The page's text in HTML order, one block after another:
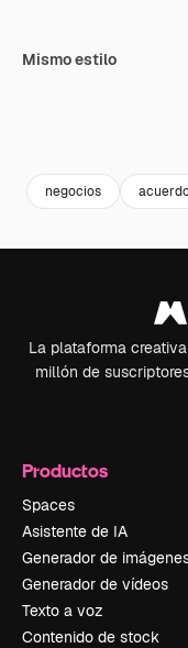
Mismo estilo
negocios
La plataforma
millón de
Productos
Spaces
Asistente de IA
Generador de
Generador de vídeos
Texto a voz
Contenido de stock